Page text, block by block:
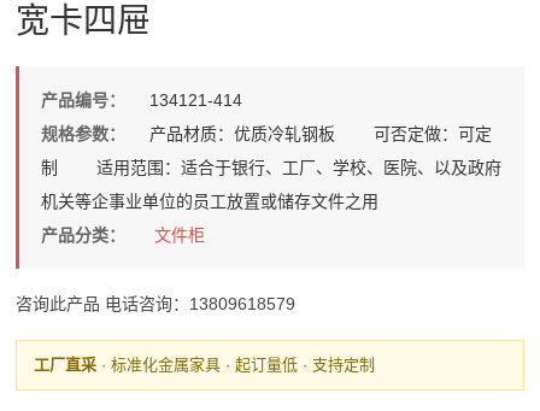
宽卡四屉
产品编号：
134121-414
规格参数：
产品材质：优质冷轧钢板 可否定做：可定
制 适用范围：适合于银行、工厂、学校、医院、以及政府
机关等企事业单位的员工放置或储存文件之用
产品分类：
文件柜
咨询此产品 电话咨询：13809618579
工厂直采 · 标准化金属家具 · 起订量低 · 支持定制